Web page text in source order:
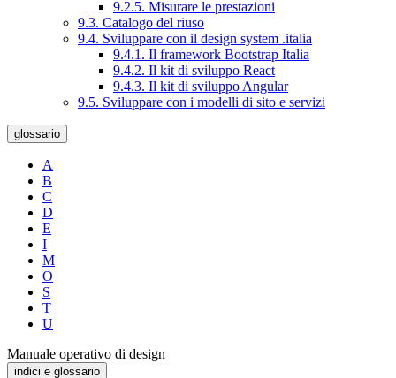
9.2.5. Misurare le prestazioni
9.3. Catalogo del riuso
9.4. Sviluppare con il design system .italia
9.4.1. Il framework Bootstrap Italia
9.4.2. Il kit di sviluppo React
9.4.3. Il kit di sviluppo Angular
9.5. Sviluppare con i modelli di sito e servizi
glossario
A
B
C
D
E
I
M
O
S
T
U
Manuale operativo di design
indici e glossario